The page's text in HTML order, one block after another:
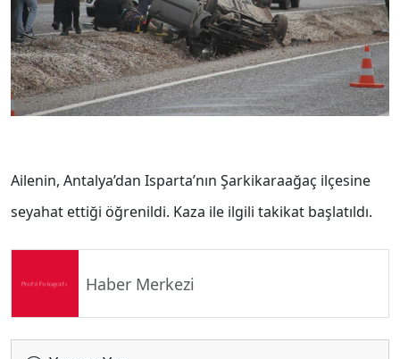
Ailenin, Antalya’dan Isparta’nın Şarkikaraağaç ilçesine
seyahat ettiği öğrenildi. Kaza ile ilgili takikat başlatıldı.
Haber Merkezi